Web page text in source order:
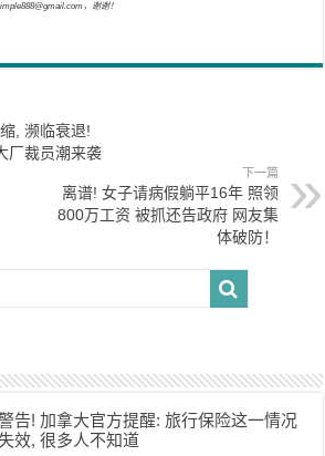
，谢谢！
, 濒临衰退!
厂裁员潮来袭
下一篇
离谱! 女子请病假躺平16年 照领
800万工资 被抓还告政府 网友集
体破防！
告! 加拿大官方提醒: 旅行保险这一情况
效, 很多人不知道